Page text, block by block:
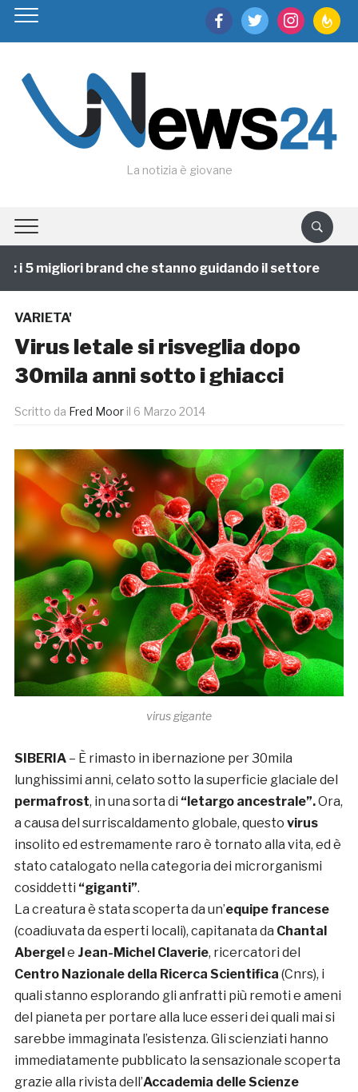
facebooktwitter instagram
La notizia è giovane
5 migliori brand che stanno guidando il settore
VARIETA'
Virus letale si risveglia dopo
30mila anni sotto i ghiacci
Scritto da Fred Moor il 6 Marzo 2014
virus gigante
SIBERIA – È rimasto in ibernazione per 30mila
lunghissimi anni, celato sotto la superficie glaciale del
permafrost, in una sorta di “letargo ancestrale”.Ora,
a causa del surriscaldamento globale, questo virus
insolito ed estremamente raro è tornato alla vita, ed è
stato catalogato nella categoria dei microrganismi
cosiddetti “giganti”.
La creatura è stata scoperta da un’equipe francese
(coadiuvata da esperti locali), capitanata da Chantal
Abergel e Jean-Michel Claverie, ricercatori del
Centro Nazionale della Ricerca Scientifica (Cnrs), i
quali stanno esplorando gli anfratti più remoti e ameni
del pianeta per portare alla luce esseri dei quali mai si
sarebbe immaginata l’esistenza. Gli scienziati hanno
immediatamente pubblicato la sensazionale scoperta
grazie alla rivista dell’Accademia delle Scienze